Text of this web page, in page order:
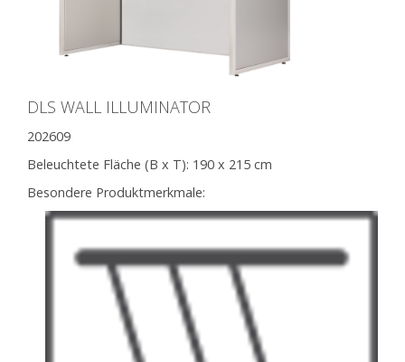
DLS WALL ILLUMINATOR
202609
Beleuchtete Fläche (B x T): 190 x 215 cm
Besondere Produktmerkmale: